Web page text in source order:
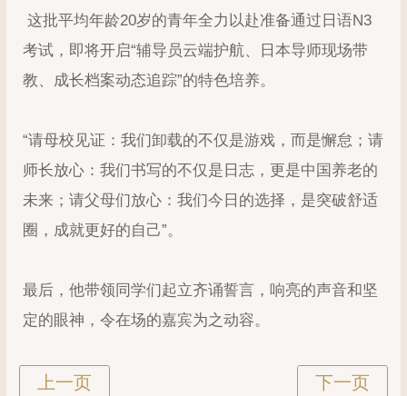
这批平均年龄20岁的青年全力以赴准备通过日语N3
考试，即将开启“辅导员云端护航、日本导师现场带
教、成长档案动态追踪”的特色培养。
“请母校见证：我们卸载的不仅是游戏，而是懈怠；请
师长放心：我们书写的不仅是日志，更是中国养老的
未来；请父母们放心：我们今日的选择，是突破舒适
圈，成就更好的自己”。
最后，他带领同学们起立齐诵誓言，响亮的声音和坚
定的眼神，令在场的嘉宾为之动容。